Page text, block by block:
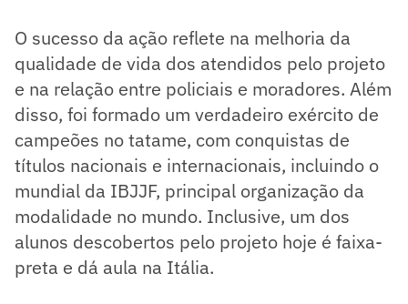
O sucesso da ação reflete na melhoria da
qualidade de vida dos atendidos pelo projeto
e na relação entre policiais e moradores. Além
disso, foi formado um verdadeiro exército de
campeões no tatame, com conquistas de
títulos nacionais e internacionais, incluindo o
mundial da IBJJF, principal organização da
modalidade no mundo. Inclusive, um dos
alunos descobertos pelo projeto hoje é faixa-
preta e dá aula na Itália.